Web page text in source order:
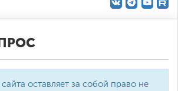
среде
оставляет за собой право не